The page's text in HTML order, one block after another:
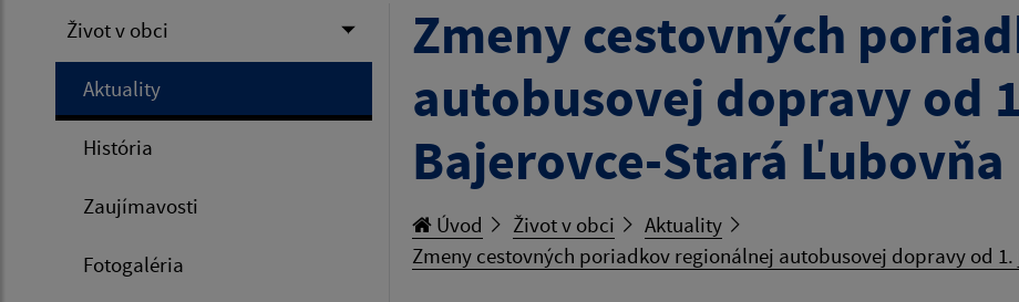
Život v obci
Aktuality
História
Zaujímavosti
Fotogaléria
Zmeny cestovných
autobusovej dopravy od
Bajerovce-Stará Ľubovňa
Úvod Život v obci
Aktuality
Zmeny cestovných poriadkov regionálnej autobusovej dopravy od